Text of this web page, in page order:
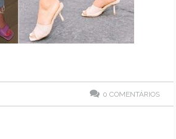
0 COMENTÁRIOS